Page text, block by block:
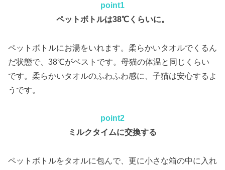
point1
ペットボトルは38℃くらいに。
ペットボトルにお湯をいれます。柔らかいタオルでくるん
だ状態で、38℃がベストです。母猫の体温と同じくらい
です。柔らかいタオルのふわふわ感に、子猫は安心するよ
うです。
point2
ミルクタイムに交換する
ペットボトルをタオルに包んで、更に小さな箱の中に入れ